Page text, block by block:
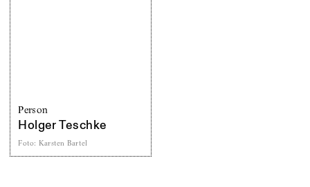
Person
Holger Teschke
Foto: Karsten Bartel